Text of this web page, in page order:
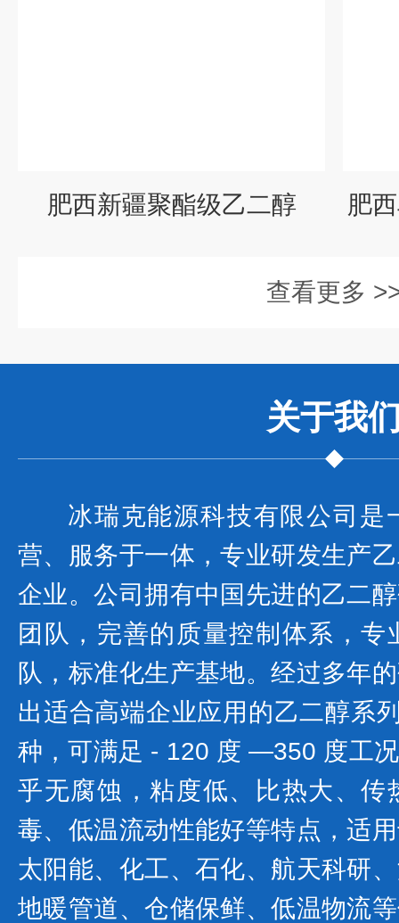
肥西新疆聚酯级乙二醇 肥
查看更多
关于我
冰瑞克能源科技有限公司是
营、服务于一体，专业研发生产
企业。公司拥有中国先进的乙二
团队，完善的质量控制体系，
队，标准化生产基地。经过多年
出适合高端企业应用的乙二醇系
种，可满足 - 120 度 —350 度工
乎无腐蚀，粘度低、比热大、传
毒、低温流动性能好等特点，适
太阳能、化工、石化、航天科研
地暖管道、仓储保鲜、低温物流